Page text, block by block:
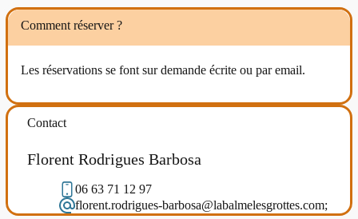
Comment réserver ?
Les réservations se font sur demande écrite ou par email.
Contact
Florent Rodrigues Barbosa
06 63 71 12 97
florent.rodrigues-barbosa@labalmelesgrottes.com;